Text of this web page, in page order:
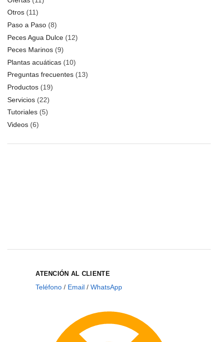
Otros (11)
Paso a Paso (8)
Peces Agua Dulce (12)
Peces Marinos (9)
Plantas acuáticas (10)
Preguntas frecuentes (13)
Productos (19)
Servicios (22)
Tutoriales (5)
Videos (6)
ATENCIÓN AL CLIENTE
Teléfono / Email /WhatsApp